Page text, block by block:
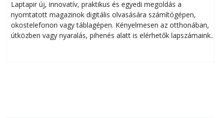
Laptapir új, innovatív, praktikus és egyedi megoldás a
nyomtatott magazinok digitális olvasására számítógépen,
okostelefonon vagy táblagépen. Kényelmesen az otthonában,
útközben vagy nyaralás, pihenés alatt is elérhetők lapszámaink.